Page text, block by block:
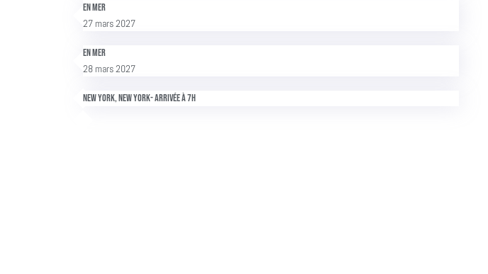
En mer
27 mars 2027
En mer
28 mars 2027
New York, New York- Arrivée à 7h